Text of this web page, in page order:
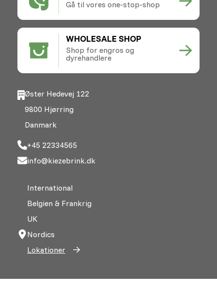
Gå til vores one-stop-shop
WHOLESALE SHOP
Shop for engros og
dyrehandlere
Øster Hedevej 122
9800 Hjørring
Danmark
+45 22334565
info@kiezebrink.dk
International
Belgien & Frankrig
UK
Nordics
Lokationer